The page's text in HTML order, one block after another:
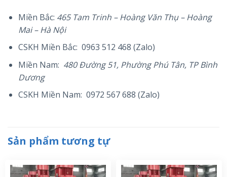
Miền Bắc: 465 Tam Trinh – Hoàng Văn Thụ – Hoàng
Mai – Hà Nội
CSKH Miền Bắc: 0963 512 468 (Zalo)
Miền Nam: 480 Đường 51, Phường Phú Tân, TP Bình
Dương
CSKH Miền Nam: 0972 567 688 (Zalo)
Sản phẩm tương tự